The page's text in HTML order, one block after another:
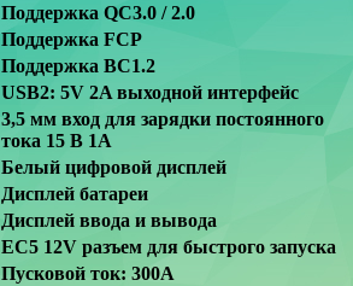
Поддержка QC3.0 / 2.0
Поддержка FCP
Поддержка BC1.2
USB2: 5V 2A выходной интерфейс
3,5 мм вход для зарядки постоянного
тока 15 В 1A
Белый цифровой дисплей
Дисплей батареи
Дисплей ввода и вывода
EC5 12V разъем для быстрого запуска
Пусковой ток: 300A